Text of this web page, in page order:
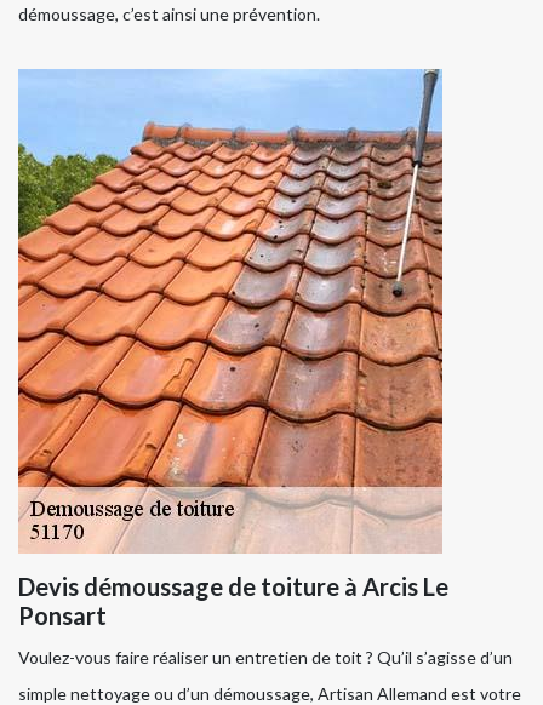
démoussage, c’est ainsi une prévention.
Devis démoussage de toiture à Arcis Le
Ponsart
Voulez-vous faire réaliser un entretien de toit ? Qu’il s’agisse d’un
simple nettoyage ou d’un démoussage, Artisan Allemand est votre